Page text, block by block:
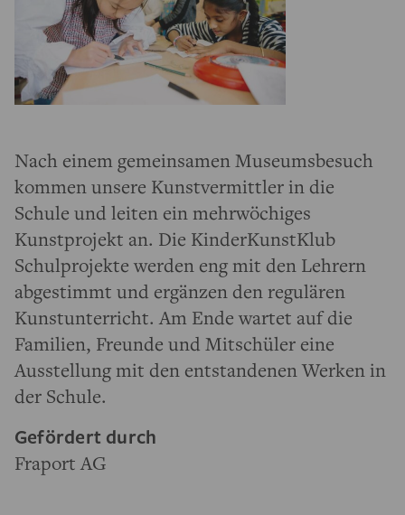
Nach einem gemeinsamen Museumsbesuch
kommen unsere Kunstvermittler in die
Schule und leiten ein mehrwöchiges
Kunstprojekt an. Die KinderKunstKlub
Schulprojekte werden eng mit den Lehrern
abgestimmt und ergänzen den regulären
Kunstunterricht. Am Ende wartet auf die
Familien, Freunde und Mitschüler eine
Ausstellung mit den entstandenen Werken in
der Schule.
Gefördert durch
Fraport AG